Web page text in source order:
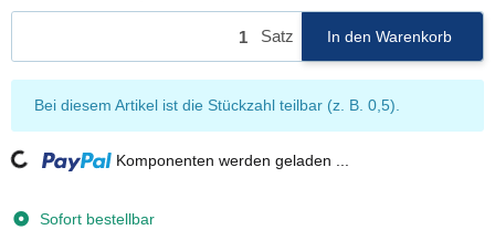
Satz In den Warenkorb
x
Bei diesem Artikel ist die Stückzahl teilbar (z. B. 0,5).
Loading... Komponenten werden geladen ...
Sofort bestellbar